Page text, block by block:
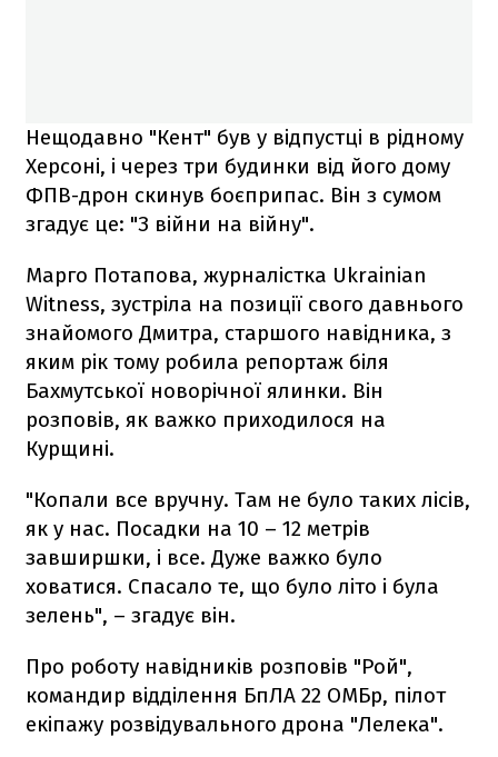
Нещодавно "Кент" був у відпустці в рідному
Херсоні, і через три будинки від його дому
ФПВ-дрон скинув боєприпас. Він з сумом
згадує це: "З війни на війну".
Марго Потапова, журналістка Ukrainian
Witness, зустріла на позиції свого давнього
знайомого Дмитра, старшого навідника, з
яким рік тому робила репортаж біля
Бахмутської новорічної ялинки. Він
розповів, як важко приходилося на
Курщині.
"Копали все вручну. Там не було таких лісів,
як у нас. Посадки на 10 – 12 метрів
завширшки, і все. Дуже важко було
ховатися. Спасало те, що було літо і була
зелень", – згадує він.
Про роботу навідників розповів "Рой",
командир відділення БпЛА 22 ОМБр, пілот
екіпажу розвідувального дрона "Лелека".